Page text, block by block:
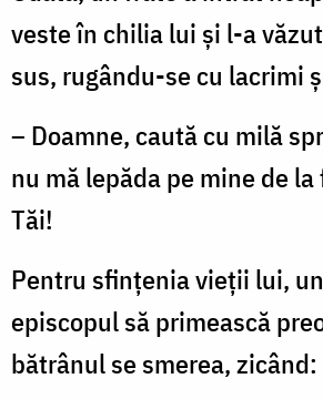
Crina
Zamfirescu
veste în chilia lui şi l-a
sus, rugându-se cu lacrimi
– Doamne, caută cu milă
nu mă lepăda pe mine de
Tăi!
Pentru sfinţenia vieţii lui,
episcopul să primească
bătrânul se smerea, zicând: